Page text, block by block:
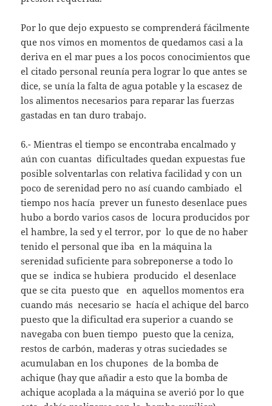
Por lo que dejo expuesto se comprenderá fácilmente
que nos vimos en momentos de quedamos casi a la
deriva en el mar pues a los pocos conocimientos que
el citado personal reunía pera lograr lo que antes se
dice, se unía la falta de agua potable y la escasez de
los alimentos necesarios para reparar las fuerzas
gastadas en tan duro trabajo.
6.- Mientras el tiempo se encontraba encalmado y
aún con cuantas dificultades quedan expuestas fue
posible solventarlas con relativa facilidad y con un
poco de serenidad pero no así cuando cambiado el
tiempo nos hacía prever un funesto desenlace pues
hubo a bordo varios casos de locura producidos por
el hambre, la sed y el terror, por lo que de no haber
tenido el personal que iba en la máquina la
serenidad suficiente para sobreponerse a todo lo
que se indica se hubiera producido el desenlace
que se cita puesto que en aquellos momentos era
cuando más necesario se hacía el achique del barco
puesto que la dificultad era superior a cuando se
navegaba con buen tiempo puesto que la ceniza,
restos de carbón, maderas y otras suciedades se
acumulaban en los chupones de la bomba de
achique (hay que añadir a esto que la bomba de
achique acoplada a la máquina se averió por lo que